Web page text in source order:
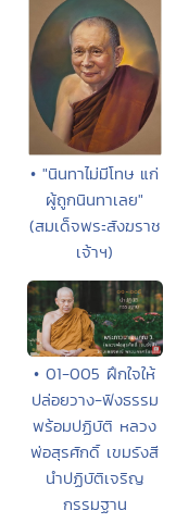
• "นินทาไม่มีโทษ แก่
ผู้ถูกนินทาเลย"
(สมเด็จพระสังฆราช
เจ้าฯ)
• 01-005 ฝึกใจให้
ปล่อยวาง-ฟังธรรม
พร้อมปฏิบัติ หลวง
พ่อสุรศักดิ์ เขมรังสี
นำปฏิบัติเจริญ
กรรมฐาน